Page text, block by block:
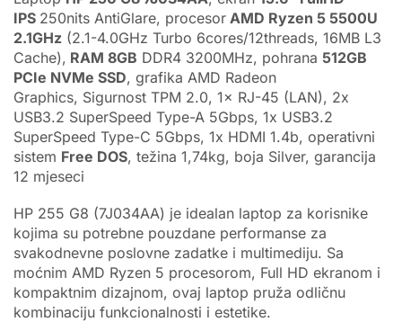
IPS 250nits AntiGlare, procesor AMD Ryzen 5 5500U
2.1GHz (2.1-4.0GHz Turbo 6cores/12threads, 16MB L3
Cache), RAM 8GB DDR4 3200MHz, pohrana 512GB
PCIe NVMe SSD, grafika AMD Radeon
Graphics, Sigurnost TPM 2.0, 1× RJ-45 (LAN), 2x
USB3.2 SuperSpeed Type-A 5Gbps, 1x USB3.2
SuperSpeed Type-C 5Gbps, 1x HDMI 1.4b, operativni
sistem Free DOS, težina 1,74kg, boja Silver, garancija
12 mjeseci
HP 255 G8 (7J034AA) je idealan laptop za korisnike
kojima su potrebne pouzdane performanse za
svakodnevne poslovne zadatke i multimediju. Sa
moćnim AMD Ryzen 5 procesorom, Full HD ekranom i
kompaktnim dizajnom, ovaj laptop pruža odličnu
kombinaciju funkcionalnosti i estetike.